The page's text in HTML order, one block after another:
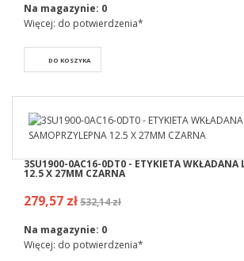
Na magazynie: 0
Więcej: do potwierdzenia*
DO KOSZYKA
3SU1900-0AC16-0DT0 - ETYKIETA WKŁADANA
12.5 X 27MM CZARNA
279,57 zł532,14 zł
Na magazynie: 0
Więcej: do potwierdzenia*